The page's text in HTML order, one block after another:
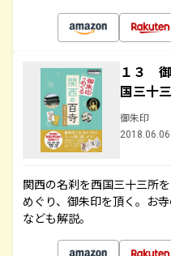
１３
国三十
御朱印
関西の名刹を西国三十三所
めぐり、御朱印を頂く。お
なども解説。